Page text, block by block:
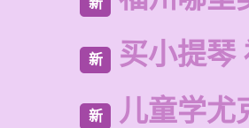
新
新 买小提琴
新 儿童学尤